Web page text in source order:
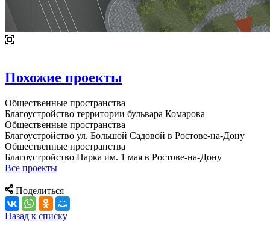
Похожие проекты
Общественные пространства
Благоустройство территории бульвара Комарова
Общественные пространства
Благоустройство ул. Большой Садовой в Ростове-на-Дону
Общественные пространства
Благоустройство Парка им. 1 мая в Ростове-на-Дону
Все проекты
Поделиться
Назад к списку